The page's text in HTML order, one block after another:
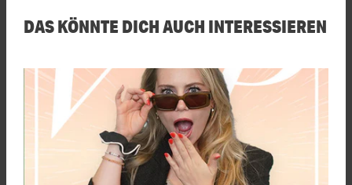
DAS KÖNNTE DICH AUCH INTERESSIEREN